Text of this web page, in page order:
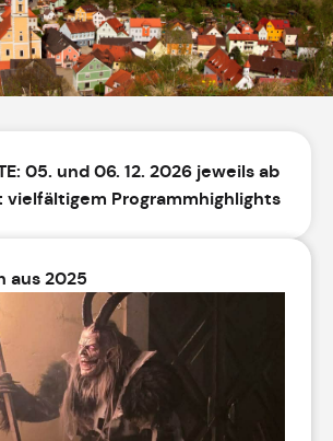
05. und 06. 12. 2026 jeweils ab
vielfältigem Programmhighlights
aus 2025